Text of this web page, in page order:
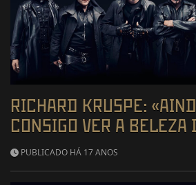
RICHARD KRUSPE:
CONSIGO VER A BELEZA
PUBLICADO HÁ 17 ANOS